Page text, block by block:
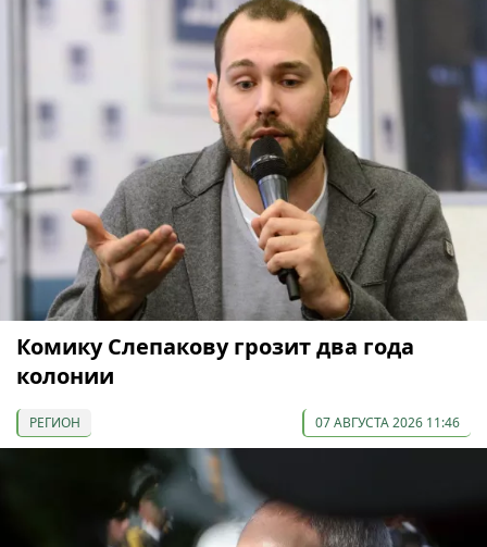
Комику Слепакову грозит два года
колонии
РЕГИОН 07 АВГУСТА 2026 11:46